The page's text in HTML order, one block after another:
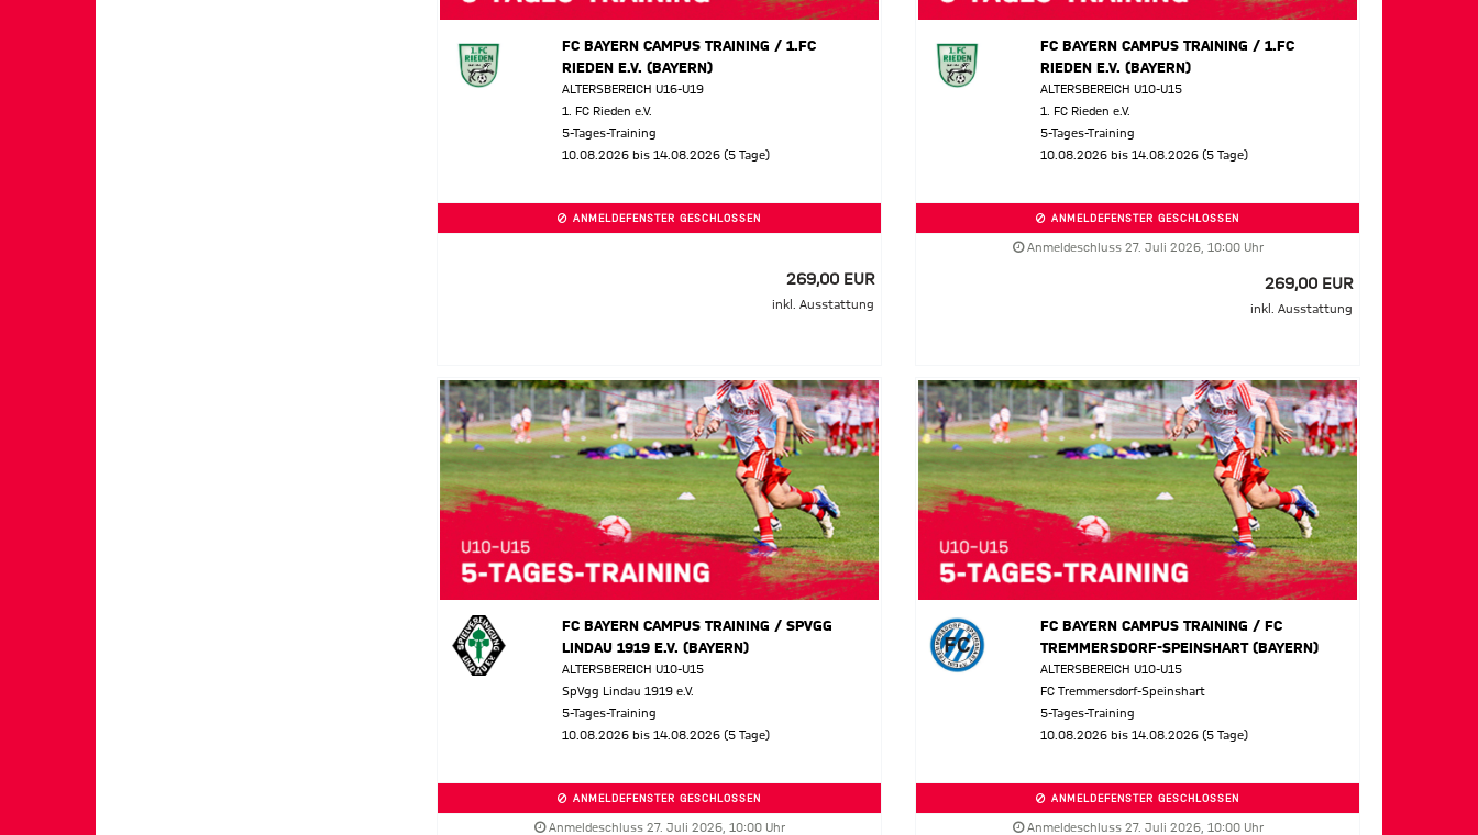
FC BAYERN CAMPUS TRAINING / 1.FC
RIEDEN E.V. (BAYERN)
ALTERSBEREICH U16-U19
1. FC Rieden e.V.
5-Tages-Training
10.08.2026 bis 14.08.2026 (5 Tage)
ANMELDEFENSTER GESCHLOSSEN
269,00 EUR
inkl. Ausstattung
FC BAYERN CAMPUS TRAINING / 1.FC
RIEDEN E.V. (BAYERN)
ALTERSBEREICH U10-U15
1. FC Rieden e.V.
5-Tages-Training
10.08.2026 bis 14.08.2026 (5 Tage)
ANMELDEFENSTER GESCHLOSSEN
Anmeldeschluss 27. Juli 2026, 10:00 Uhr
269,00 EUR
inkl. Ausstattung
FC BAYERN CAMPUS TRAINING / SPVGG
LINDAU 1919 E.V. (BAYERN)
ALTERSBEREICH U10-U15
SpVgg Lindau 1919 e.V.
5-Tages-Training
10.08.2026 bis 14.08.2026 (5 Tage)
ANMELDEFENSTER GESCHLOSSEN
Anmeldeschluss 27. Juli 2026, 10:00 Uhr
FC BAYERN CAMPUS TRAINING / FC
TREMMERSDORF-SPEINSHART (BAYERN)
ALTERSBEREICH U10-U15
FC Tremmersdorf-Speinshart
5-Tages-Training
10.08.2026 bis 14.08.2026 (5 Tage)
ANMELDEFENSTER GESCHLOSSEN
Anmeldeschluss 27. Juli 2026, 10:00 Uhr